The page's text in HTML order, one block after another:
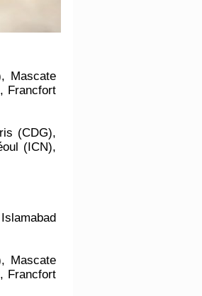
Mascate
Francfort
(CDG),
(ICN),
Mascate
Francfort